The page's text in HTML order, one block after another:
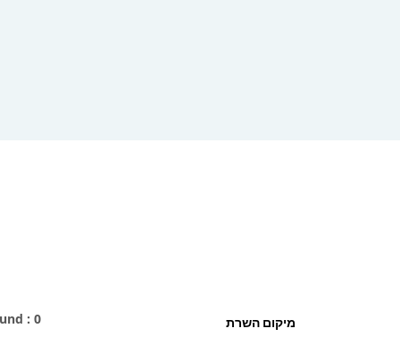
מיקום השרת : 0